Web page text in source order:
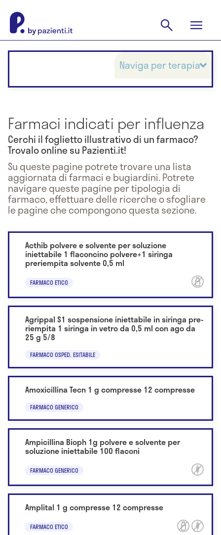
Farmaci indicati per influenza
Cerchi il foglietto illustrativo di un farmaco?
Trovalo online su Pazienti.it!
Su queste pagine potrete trovare una lista
aggiornata di farmaci e bugiardini. Potrete
navigare queste pagine per tipologia di
farmaco, effettuare delle ricerche o sfogliare
le pagine che compongono questa sezione.
Acthib polvere e solvente per soluzione
iniettabile 1 flaconcino polvere+1 siringa
preriempita solvente 0,5 ml
FARMACO ETICO
Agrippal S1 sospensione iniettabile in siringa pre-
riempita 1 siringa in vetro da 0,5 ml con ago da
25 g 5/8
FARMACO OSPED. ESITABILE
Amoxicillina Tecn 1 g compresse 12 compresse
FARMACO GENERICO
Ampicillina Bioph 1g polvere e solvente per
soluzione iniettabile 100 flaconi
FARMACO GENERICO
Amplital 1 g compresse 12 compresse
FARMACO ETICO
Naviga per terapia